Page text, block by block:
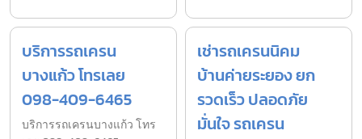
บริการรถเครน
บางแก้ว โทรเลย
098-409-6465
บริการรถเครนบางแก้ว โทร
เช่ารถเครนนิคม
บ้านค่ายระยอง ยก
รวดเร็ว ปลอดภัย
มั่นใจ รถเครน